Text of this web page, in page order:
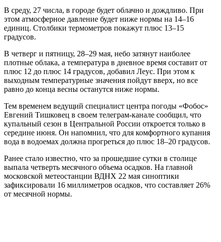
В среду, 27 числа, в городе будет облачно и дождливо. При
этом атмосферное давление будет ниже нормы на 14–16
единиц. Столбики термометров покажут плюс 13–15
градусов.
В четверг и пятницу, 28–29 мая, небо затянут наиболее
плотные облака, а температура в дневное время составит от
плюс 12 до плюс 14 градусов, добавил Леус. При этом к
выходным температурные значения пойдут вверх, но все
равно до конца весны останутся ниже нормы.
Тем временем ведущий специалист центра погоды «Фобос»
Евгений Тишковец в своем телеграм-канале сообщил, что
купальный сезон в Центральной России откроется только в
середине июня. Он напомнил, что для комфортного купания
вода в водоемах должна прогреться до плюс 18–20 градусов.
Ранее стало известно, что за прошедшие сутки в столице
выпала четверть месячного объема осадков. На главной
московской метеостанции ВДНХ 22 мая синоптики
зафиксировали 16 миллиметров осадков, что составляет 26%
от месячной нормы.